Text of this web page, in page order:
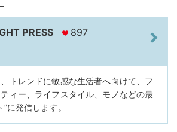
PRESS 897
トレンドに敏感な生活者へ向けて、フ
ィー、ライフスタイル、モノなどの最
に発信します。